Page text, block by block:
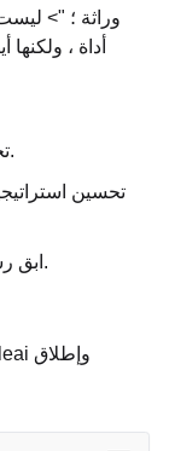
وراثة ؛ ">
أداة ،
تحديد وجذب المشترين ذوي القيمة العالية.
تحسين
ابق رشيقًا في بيئة تجارية عالمية سريعة التغير.